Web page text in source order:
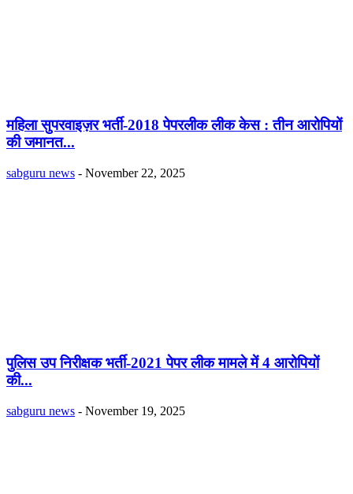
महिला सुपरवाइज़र भर्ती-2018 पेपरलीक लीक केस : तीन आरोपियों
की जमानत...
sabguru news - November 22, 2025
पुलिस उप निरीक्षक भर्ती-2021 पेपर लीक मामले में 4 आरोपियों
की...
sabguru news - November 19, 2025